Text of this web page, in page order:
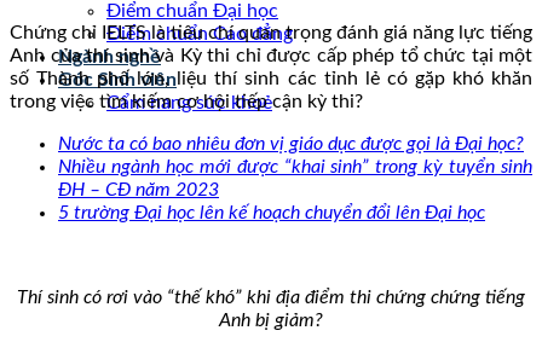
Điểm chuẩn Đại học
Điểm chuẩn Cao đẳng
Ngành nghề
Góc Sinh viên
Cẩm nang sức khoẻ
Chứng chỉ IELTS là tiêu chí quan trọng đánh giá năng lực tiếng
Anh của thí sinh và Kỳ thi chỉ được cấp phép tổ chức tại một
số Thành phố lớn, liệu thí sinh các tỉnh lẻ có gặp khó khăn
trong việc tìm kiếm cơ hội tiếp cận kỳ thi?
Nước ta có bao nhiêu đơn vị giáo dục được gọi là Đại học?
Nhiều ngành học mới được “khai sinh” trong kỳ tuyển sinh
ĐH – CĐ năm 2023
5 trường Đại học lên kế hoạch chuyển đổi lên Đại học
Thí sinh có rơi vào “thế khó” khi địa điểm thi chứng chứng tiếng
Anh bị giảm?